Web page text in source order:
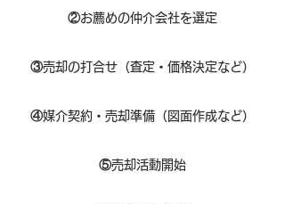
②お薦めの仲介会社を選定
③売却の打合せ（査定・価格決定など）
④媒介契約・売却準備（図面作成など）
⑤売却活動開始